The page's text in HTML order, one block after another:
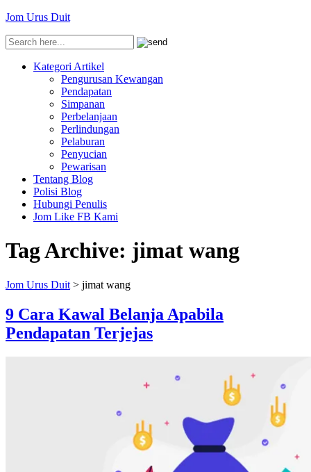
Jom Urus Duit
Kategori Artikel
Pengurusan Kewangan
Pendapatan
Simpanan
Perbelanjaan
Perlindungan
Pelaburan
Penyucian
Pewarisan
Tentang Blog
Polisi Blog
Hubungi Penulis
Jom Like FB Kami
Tag Archive: jimat wang
Jom Urus Duit > jimat wang
9 Cara Kawal Belanja Apabila
Pendapatan Terjejas